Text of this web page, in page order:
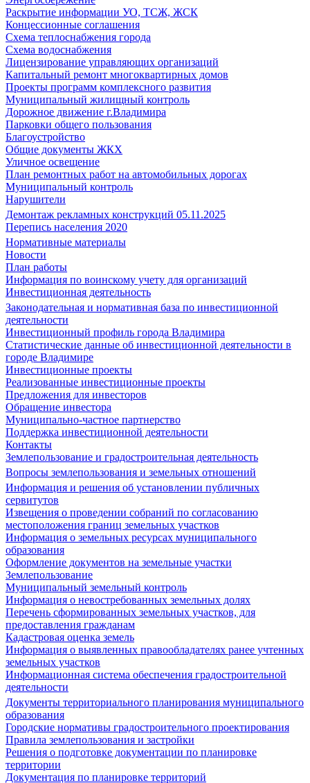
Раскрытие информации УО, ТСЖ, ЖСК
Концессионные соглашения
Схема теплоснабжения города
Схема водоснабжения
Лицензирование управляющих организаций
Капитальный ремонт многоквартирных домов
Проекты программ комплексного развития
Муниципальный жилищный контроль
Дорожное движение г.Владимира
Парковки общего пользования
Благоустройство
Общие документы ЖКХ
Уличное освещение
План ремонтных работ на автомобильных дорогах
Муниципальный контроль
Нарушители
Демонтаж рекламных конструкций 05.11.2025
Перепись населения 2020
Нормативные материалы
Новости
План работы
Информация по воинскому учету для организаций
Инвестиционная деятельность
Законодательная и нормативная база по инвестиционной
деятельности
Инвестиционный профиль города Владимира
Статистические данные об инвестиционной деятельности в
городе Владимире
Инвестиционные проекты
Реализованные инвестиционные проекты
Предложения для инвесторов
Обращение инвестора
Муниципально-частное партнерство
Поддержка инвестиционной деятельности
Контакты
Землепользование и градостроительная деятельность
Вопросы землепользования и земельных отношений
Информация и решения об установлении публичных
сервитутов
Извещения о проведении собраний по согласованию
местоположения границ земельных участков
Информация о земельных ресурсах муниципального
образования
Оформление документов на земельные участки
Землепользование
Муниципальный земельный контроль
Информация о невостребованных земельных долях
Перечень сформированных земельных участков, для
предоставления гражданам
Кадастровая оценка земель
Информация о выявленных правообладателях ранее учтенных
земельных участков
Информационная система обеспечения градостроительной
деятельности
Документы территориального планирования муниципального
образования
Городские нормативы градостроительного проектирования
Правила землепользования и застройки
Решения о подготовке документации по планировке
территории
Документация по планировке территорий